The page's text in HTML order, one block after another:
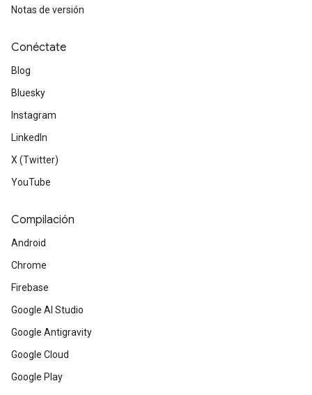
Notas de versión
Conéctate
Blog
Bluesky
Instagram
LinkedIn
X (Twitter)
YouTube
Compilación
Android
Chrome
Firebase
Google AI Studio
Google Antigravity
Google Cloud
Google Play